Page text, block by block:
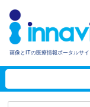
画像とITの医療情報ポータルサイ